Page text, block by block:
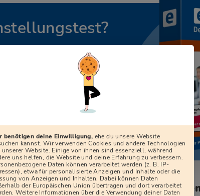
Vorstellungsgespräch bei der
benötigen deine Einwilligung, ehe du unsere Website
kannst. Wir verwenden Cookies und andere Technologien
unserer Website. Einige von ihnen sind essenziell, während
uns helfen, die Website und deine Erfahrung zu verbessern.
Daten können verarbeitet werden (z. B. IP-
etwa für personalisierte Anzeigen und Inhalte oder die
von Anzeigen und Inhalten. Dabei können Daten
der Europäischen Union übertragen und dort verarbeitet
Weitere Informationen über die Verwendung deiner Daten